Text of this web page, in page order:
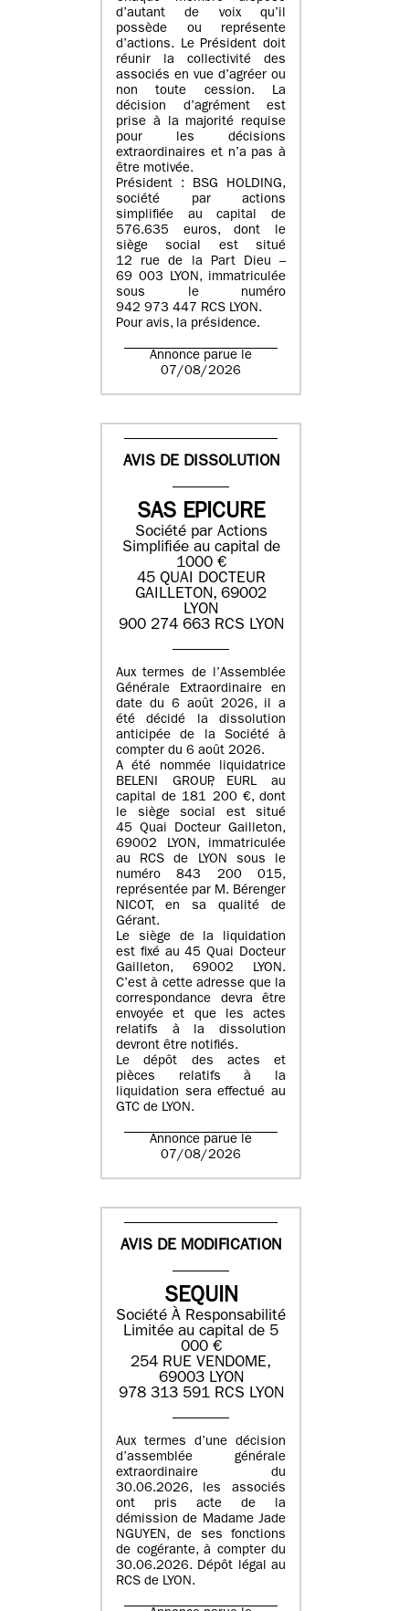
d’autant de voix qu’il
possède ou représente
d’actions. Le Président doit
réunir la collectivité des
associés en vue d’agréer ou
non toute cession. La
décision d’agrément est
prise à la majorité requise
pour les décisions
extraordinaires et n’a pas à
être motivée.
Président : BSG HOLDING,
société par actions
simplifiée au capital de
576.635 euros, dont le
siège social est situé
12 rue de la Part Dieu –
69 003 LYON, immatriculée
sous le numéro
942 973 447 RCS LYON.
Pour avis, la présidence.
Annonce parue le
07/08/2026
AVIS DE DISSOLUTION
SAS EPICURE
Société par Actions
Simplifiée au capital de
1000 €
45 QUAI DOCTEUR
GAILLETON, 69002
LYON
900 274 663 RCS LYON
Aux termes de l’Assemblée
Générale Extraordinaire en
date du 6 août 2026, il a
été décidé la dissolution
anticipée de la Société à
compter du 6 août 2026.
A été nommée liquidatrice
BELENI GROUP, EURL au
capital de 181 200 €, dont
le siège social est situé
45 Quai Docteur Gailleton,
69002 LYON, immatriculée
au RCS de LYON sous le
numéro 843 200 015,
représentée par M. Bérenger
NICOT, en sa qualité de
Gérant.
Le siège de la liquidation
est fixé au45 Quai Docteur
Gailleton, 69002 LYON.
C’est à cette adresse que la
correspondance devra être
envoyée et que les actes
relatifs à la dissolution
devront être notifiés.
Le dépôt des actes et
pièces relatifs à la
liquidation sera effectué au
GTC de LYON.
Annonce parue le
07/08/2026
AVIS DE MODIFICATION
SEQUIN
Société À Responsabilité
Limitée au capital de 5
000 €
254 RUE VENDOME,
69003 LYON
978 313 591 RCS LYON
Aux termes d’une décision
d’assemblée générale
extraordinaire du
30.06.2026, les associés
ont pris acte de la
démission de Madame Jade
NGUYEN, de ses fonctions
de cogérante, à compter du
30.06.2026. Dépôt légal au
RCS de LYON.